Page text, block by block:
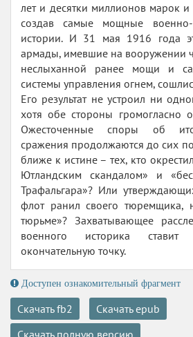
лет и десятки миллионов марок и
создав самые мощные
истории. И 31 мая 1916 года
армады, имевшие на вооружении
неслыханной ранее мощи и
системы управления огнем,
Его результат не устроил ни
хотя обе стороны громогласно
Ожесточенные споры об
сражения продолжаются до сих
ближе к истине – тех, кто
Ютландским скандалом» и
Трафальгара»? Или
флот ранил своего тюремщика,
тюрьме»? Захватывающее
военного историка
окончательную точку.
Доступен ознакомительный фрагмент
Скачать fb2
Скачать epub
Скачать полную версию